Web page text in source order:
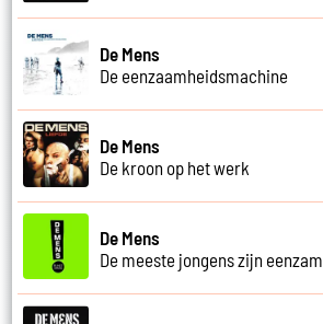
De Mens
De eenzaamheidsmachine
De Mens
De kroon op het werk
De Mens
De meeste jongens zijn